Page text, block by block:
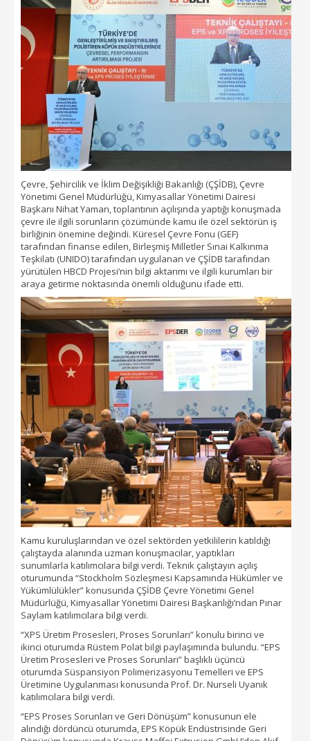
Çevre, Şehircilik ve İklim Değişikliği Bakanlığı (ÇŞİDB), Çevre
Yönetimi Genel Müdürlüğü, Kimyasallar Yönetimi Dairesi
Başkanı Nihat Yaman, toplantının açılışında yaptığı konuşmada
çevre ile ilgili sorunların çözümünde kamu ile özel sektörün iş
birliğinin önemine değindi. Küresel Çevre Fonu (GEF)
tarafından finanse edilen, Birleşmiş Milletler Sınai Kalkınma
Teşkilatı (UNIDO) tarafından uygulanan ve ÇŞİDB tarafından
yürütülen HBCD Projesi’nin bilgi aktarımı ve ilgili kurumları bir
araya getirme noktasında önemli olduğunu ifade etti.
Kamu kuruluşlarından ve özel sektörden yetkililerin katıldığı
çalıştayda alanında uzman konuşmacılar, yaptıkları
sunumlarla katılımcılara bilgi verdi. Teknik çalıştayın açılış
oturumunda “Stockholm Sözleşmesi Kapsamında Hükümler ve
Yükümlülükler” konusunda ÇŞİDB Çevre Yönetimi Genel
Müdürlüğü, Kimyasallar Yönetimi Dairesi Başkanlığı’ndan Pınar
Saylam katılımcılara bilgi verdi.
“XPS Üretim Prosesleri, Proses Sorunları” konulu birinci ve
ikinci oturumda Rüstem Polat bilgi paylaşımında bulundu. “EPS
Üretim Prosesleri ve Proses Sorunları” başlıklı üçüncü
oturumda Süspansiyon Polimerizasyonu Temelleri ve EPS
Üretimine Uygulanması konusunda Prof. Dr. Nurseli Uyanık
katılımcılara bilgi verdi.
“EPS Proses Sorunları ve Geri Dönüşüm” konusunun ele
alındığı dördüncü oturumda, EPS Köpük Endüstrisinde Geri